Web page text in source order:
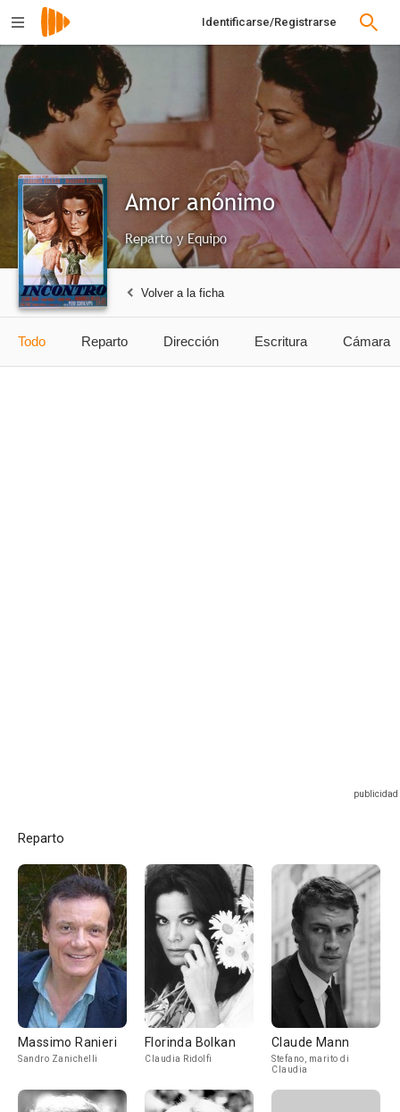
Identificarse/Registrarse
Amor anónimo
Reparto y Equipo
Volver a la ficha
Todo Reparto Dirección Escritura Cámara
Reparto
Massimo Ranieri
Sandro Zanichelli
Florinda Bolkan
Claudia Ridolfi
Claude Mann
Stefano, marito di
Claudia